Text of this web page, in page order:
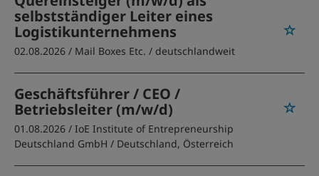
selbstständiger Leiter eines
Logistikunternehmens
02.08.2026 / Mail Boxes Etc. / deutschlandweit
Geschäftsführer / CEO /
Betriebsleiter (m/w/d)
01.08.2026 / IoE Institute of Entrepreneurship
Deutschland GmbH / Deutschland, Österreich